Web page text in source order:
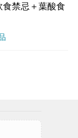
禁忌＋葉酸食
廣泛好評。透過Urb
知識，，讓大家一